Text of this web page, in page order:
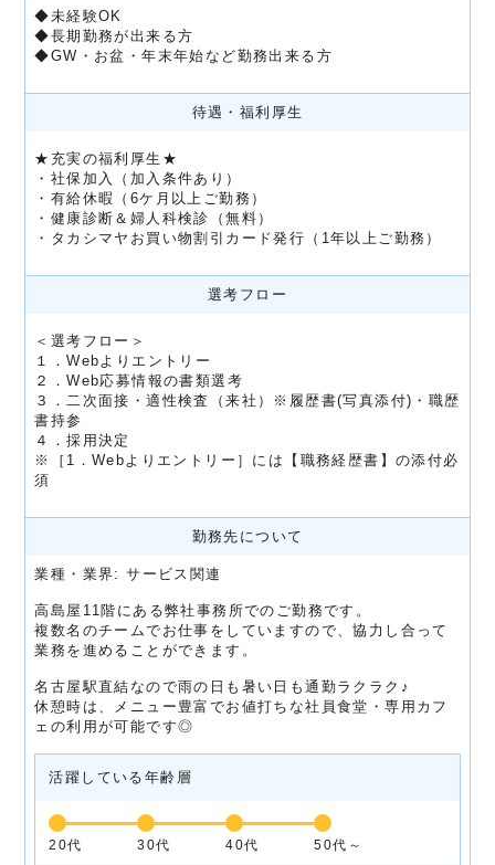
◆未経験OK
◆長期勤務が出来る方
◆GW・お盆・年末年始など勤務出来る方
待遇・福利厚生
★充実の福利厚生★
・社保加入（加入条件あり）
・有給休暇（6ケ月以上ご勤務）
・健康診断＆婦人科検診（無料）
・タカシマヤお買い物割引カード発行（1年以上ご勤務）
選考フロー
＜選考フロー＞
１．Webよりエントリー
２．Web応募情報の書類選考
３．二次面接・適性検査（来社）※履歴書(写真添付)・職歴
書持参
４．採用決定
※［1．Webよりエントリー］には【職務経歴書】の添付必
須
勤務先について
業種・業界: サービス関連
高島屋11階にある弊社事務所でのご勤務です。
複数名のチームでお仕事をしていますので、協力し合って
業務を進めることができます。
名古屋駅直結なので雨の日も暑い日も通勤ラクラク♪
休憩時は、メニュー豊富でお値打ちな社員食堂・専用カフ
ェの利用が可能です◎
活躍している年齢層
20代 30代 40代 50代～